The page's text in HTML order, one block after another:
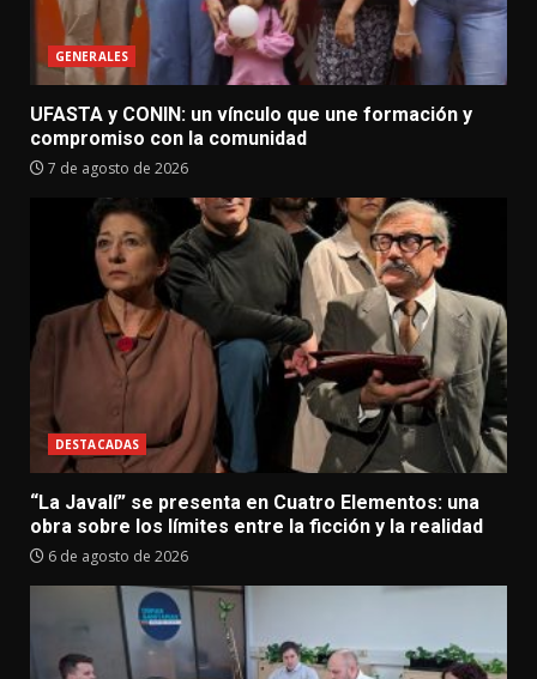
GENERALES
UFASTA y CONIN: un vínculo que une formación y
compromiso con la comunidad
7 de agosto de 2026
DESTACADAS
“La Javalí” se presenta en Cuatro Elementos: una
obra sobre los límites entre la ficción y la realidad
6 de agosto de 2026